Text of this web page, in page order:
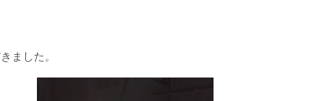
ました。